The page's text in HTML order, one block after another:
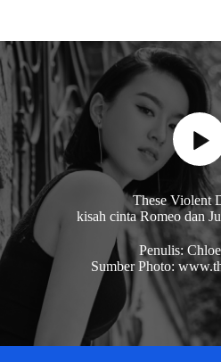
These Violent
kisah cinta Romeo dan
Penulis:
Sumber Photo: